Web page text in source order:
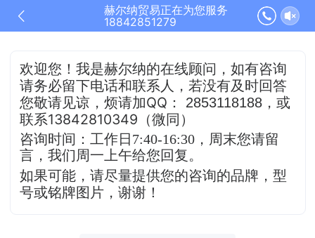
赫尔纳贸易正在为您服务
18842851279
欢迎您！我是赫尔纳的在线顾问，如有咨询
请务必留下电话和联系人，若没有及时回答
您敬请见谅，烦请加QQ ： 2853118188 ，或
联系13842810349（微同）
咨询时间：工作日7:40-16:30， 周末您请留
言，我们周一上午给您回复。
如果可能，请尽量提供您的咨询的品牌，型
号或铭牌图片，谢谢！